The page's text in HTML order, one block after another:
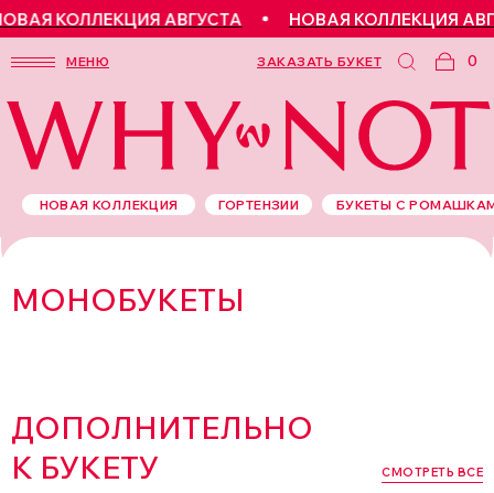
КОЛЛЕКЦИЯ АВГУСТА НОВАЯ КОЛЛЕКЦИЯ
МЕНЮ 0
ЗАКАЗАТЬ БУКЕТ
БУКЕТЫ С
НОВАЯ КОЛЛЕКЦИЯ ГОРТЕНЗИИ
МОНОБУКЕТЫ
ДОПОЛНИТЕЛЬНО
К БУКЕТУ
СМОТРЕТЬ ВСЕ